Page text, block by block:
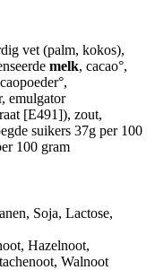
vet (palm, kokos),
melk, cacao°,
emulgator
[E491]), zout,
suikers 37g per 100
100 gram
Soja, Lactose,
Hazelnoot,
Walnoot